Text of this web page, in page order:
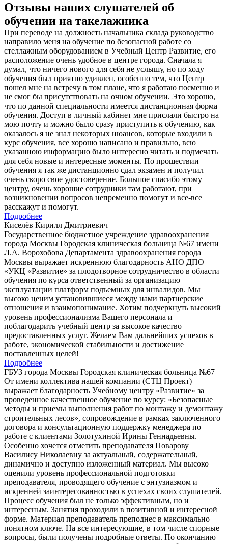
Отзывы наших слушателей об
обучении на такелажника
При переводе на должность начальника склада руководство
направило меня на обучение по безопасной работе со
стеллажным оборудованием в Учебный Центр Развитие, его
расположение очень удобное в центре города. Сначала я
думал, что ничего нового для себя не услышу, но по ходу
обучения был приятно удивлен, особенно тем, что Центр
пошел мне на встречу в том плане, что я работаю посменно и
не смог бы присутствовать на очном обучении. Это хорошо,
что по данной специальности имеется дистанционная форма
обучения. Доступ в личный кабинет мне прислали быстро на
мою почту и можно было сразу приступить к обучению, как
оказалось я не знал некоторых нюансов, которые входили в
курс обучения, все хорошо написано и правильно, всю
указанною информацию было интересно читать и подмечать
для себя новые и интересные моменты. По прошествии
обучения я так же дистанционно сдал экзамен и получил
очень скоро свое удостоверение. Большое спасибо этому
центру, очень хорошие сотрудники там работают, при
возникновении вопросов непременно помогут и все-все
расскажут и помогут.
Подробнее
Киселёв Кирилл Дмитриевич
Государственное бюджетное учреждение здравоохранения
города Москвы Городская клиническая больница №67 имени
Л.А. Ворохобова Департамента здравоохранения города
Москвы выражает искреннюю благодарность АНО ДПО
«УКЦ «Развитие» за плодотворное сотрудничество в области
обучения по курса ответственный за организацию
эксплуатации платформ подъемных для инвалидов. Мы
высоко ценим установившиеся между нами партнерские
отношения и взаимопонимание. Хотим подчеркнуть высокий
уровень профессионализма Вашего персонала и
поблагодарить учебный центр за высокое качество
предоставленных услуг. Желаем Вам дальнейших успехов в
работе, экономической стабильности и достижение
поставленных целей!
Подробнее
ГБУЗ города Москвы Городская клиническая больница №67
От имени коллектива нашей компании (СТЦ Проект)
выражает благодарность Учебному центру «Развитие» за
проведенное качественное обучение по курсу: «Безопасные
методы и приемы выполнения работ по монтажу и демонтажу
строительных лесов», сопровождение в рамках заключенного
договора и консультационную поддержку менеджера по
работе с клиентами Золотухиной Ирины Геннадьевны.
Особенно хочется отметить преподавателя Поварову
Василису Николаевну за актуальный, содержательный,
динамично и доступно изложенный материал. Мы высоко
оценили уровень профессиональной подготовки
преподавателя, проводящего обучение с энтузиазмом и
искренней заинтересованностью в успехах своих слушателей.
Процесс обучения был не только эффективным, но и
интересным. Занятия проходили в позитивной и интересной
форме. Материал преподаватель преподнес в максимально
понятном ключе. На все интересующие, в том числе спорные
вопросы, были получены подробные ответы. По окончанию